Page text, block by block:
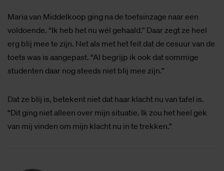
Maria van Middelkoop ging na de toetsinzage naar een
voldoende. “Ik heb het nu wél gehaald.” Daar zegt ze heel
erg blij mee te zijn. Net als met het feit dat de cesuur van de
toets was is aangepast. “Al begrijp ik ook dat sommige
studenten daar nog steeds niet blij mee zijn.”
Dat ze blij is, betekent niet dat haar klacht nu van tafel is.
“Dit ging niet alleen over mijn situatie. Ik zou het heel gek
van mij vinden om mijn klacht nu in te trekken.”